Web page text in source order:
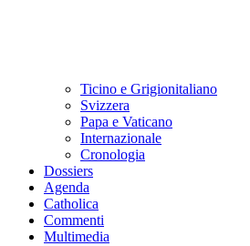
Ticino e Grigionitaliano
Svizzera
Papa e Vaticano
Internazionale
Cronologia
Dossiers
Agenda
Catholica
Commenti
Multimedia